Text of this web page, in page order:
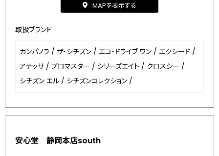
MAPを表示する
取扱ブランド
カンパノラ / ザ・シチズン / エコ・ドライブ ワン / エクシード /
アテッサ / プロマスター / シリーズエイト / クロスシー /
シチズン エル / シチズンコレクション /
安心堂 静岡本店south